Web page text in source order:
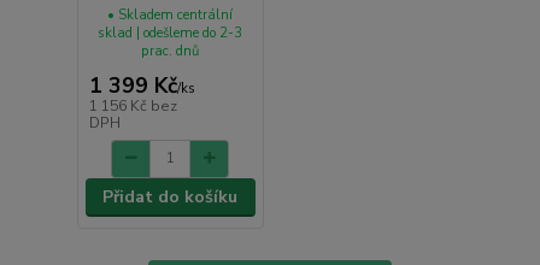
1 399 Kč/ks
1 156 Kč bez
DPH
• Skladem centrální
sklad | odešleme do 2-3
prac. dnů
Přidat do košíku